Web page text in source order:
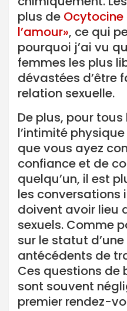
plus de Ocytocine
l’amour», ce qui
pourquoi j’ai vu
femmes les plus
dévastées d’être
relation sexuelle.
De plus, pour
l’intimité
que vous ayez
confiance et de
quelqu’un, il est
les conversations
doivent avoir lieu
sexuels. Comme
sur le statut
antécédents de
Ces questions de
sont souvent
premier rendez-